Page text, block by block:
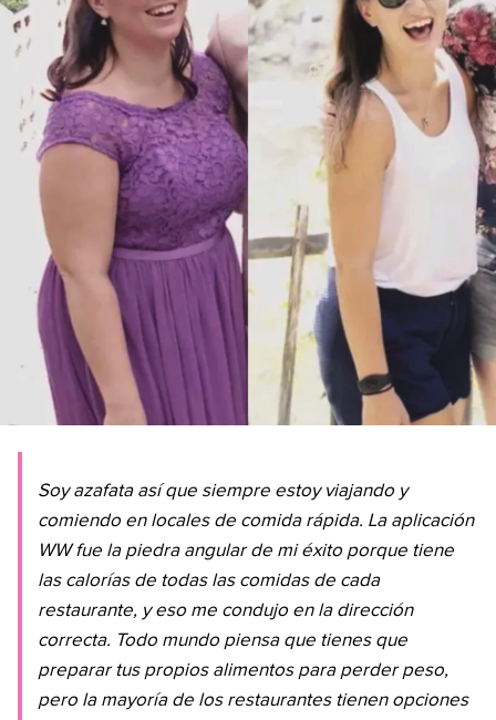
Soy azafata así que siempre estoy viajando y
comiendo en locales de comida rápida. La aplicación
WW fue la piedra angular de mi éxito porque tiene
las calorías de todas las comidas de cada
restaurante, y eso me condujo en la dirección
correcta. Todo mundo piensa que tienes que
preparar tus propios alimentos para perder peso,
pero la mayoría de los restaurantes tienen opciones